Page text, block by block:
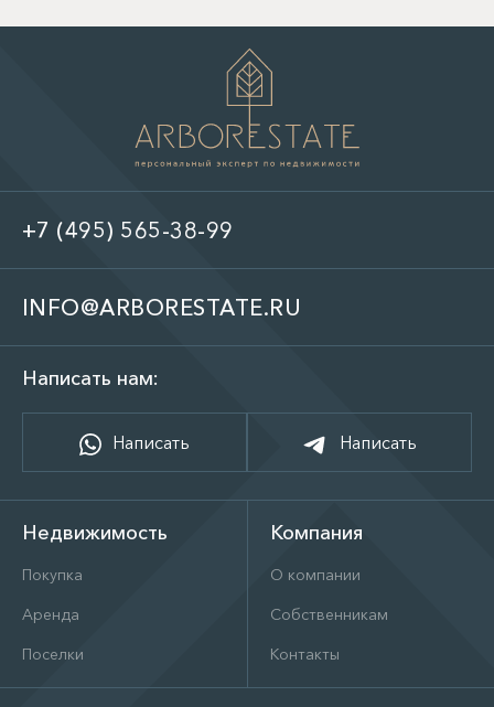
+7 (495) 565-38-99
INFO@ARBORESTATE.RU
Написать нам:
Написать Написать
Недвижимость
Покупка
Аренда
Поселки
Компания
О компании
Собственникам
Контакты